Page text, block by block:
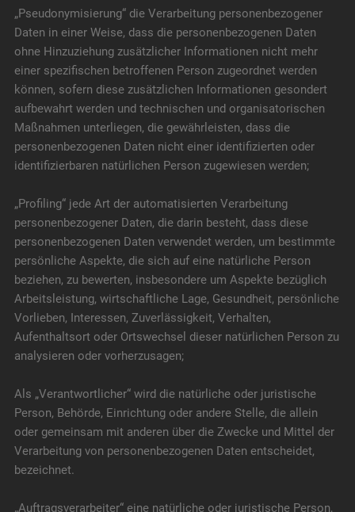
„Pseudonymisierung“ die Verarbeitung personenbezogener
Daten in einer Weise, dass die personenbezogenen Daten
ohne Hinzuziehung zusätzlicher Informationen nicht mehr
einer spezifischen betroffenen Person zugeordnet werden
können, sofern diese zusätzlichen Informationen gesondert
aufbewahrt werden und technischen und organisatorischen
Maßnahmen unterliegen, die gewährleisten, dass die
personenbezogenen Daten nicht einer identifizierten oder
identifizierbaren natürlichen Person zugewiesen werden;
„Profiling“ jede Art der automatisierten Verarbeitung
personenbezogener Daten, die darin besteht, dass diese
personenbezogenen Daten verwendet werden, um bestimmte
persönliche Aspekte, die sich auf eine natürliche Person
beziehen, zu bewerten, insbesondere um Aspekte bezüglich
Arbeitsleistung, wirtschaftliche Lage, Gesundheit, persönliche
Vorlieben, Interessen, Zuverlässigkeit, Verhalten,
Aufenthaltsort oder Ortswechsel dieser natürlichen Person zu
analysieren oder vorherzusagen;
Als „Verantwortlicher“ wird die natürliche oder juristische
Person, Behörde, Einrichtung oder andere Stelle, die allein
oder gemeinsam mit anderen über die Zwecke und Mittel der
Verarbeitung von personenbezogenen Daten entscheidet,
bezeichnet.
„Auftragsverarbeiter“ eine natürliche oder juristische Person,